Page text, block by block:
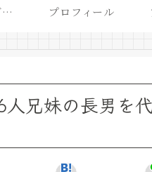
中古ドメイン選定･ブログ開設後最短での収益化戦略 プロフィール
人兄妹の長男を